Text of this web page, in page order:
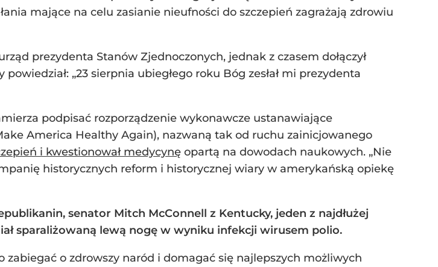
mające na celu zasianie nieufności do szczepień zagrażają zdrowiu
prezydenta Stanów Zjednoczonych, jednak z czasem dołączył
„23 sierpnia ubiegłego roku Bóg zesłał mi prezydenta
podpisać rozporządzenie wykonawcze ustanawiające
America Healthy Again), nazwaną tak od ruchu zainicjowanego
i kwestionował medycynę opartą na dowodach naukowych. „Nie
historycznych reform i historycznej wiary w amerykańską opiekę
senator Mitch McConnell z Kentucky, jeden z najdłużej
sparaliżowaną lewą nogę w wyniku infekcji wirusem polio.
zabiegać o zdrowszy naród i domagać się najlepszych możliwych